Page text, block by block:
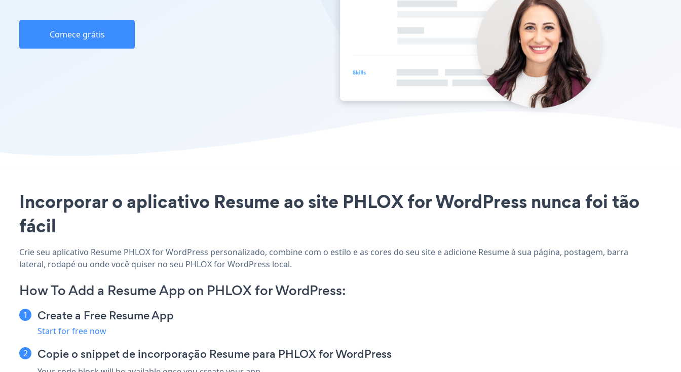
Comece grátis
Incorporar o aplicativo Resume ao site PHLOX for WordPress nunca foi tão
fácil
Crie seu aplicativo Resume PHLOX for WordPress personalizado, combine com o estilo e as cores do seu site e adicione Resume à sua página, postagem, barra
lateral, rodapé ou onde você quiser no seu PHLOX for WordPress local.
How To Add a Resume App on PHLOX for WordPress:
Create a Free Resume App
Start for free now
Copie o snippet de incorporação Resume para PHLOX for WordPress